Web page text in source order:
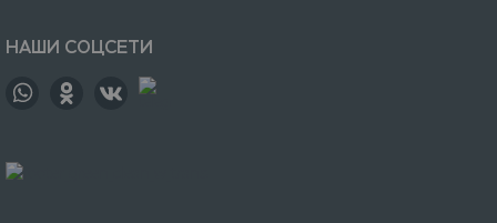
НАШИ СОЦСЕТИ